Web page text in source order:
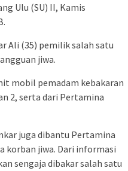
Ulu (SU) II, Kamis
Ali (35) pemilik salah satu
jiwa.
mobil pemadam kebakaran
2, serta dari Pertamina
juga dibantu Pertamina
korban jiwa. Dari informasi
sengaja dibakar salah satu